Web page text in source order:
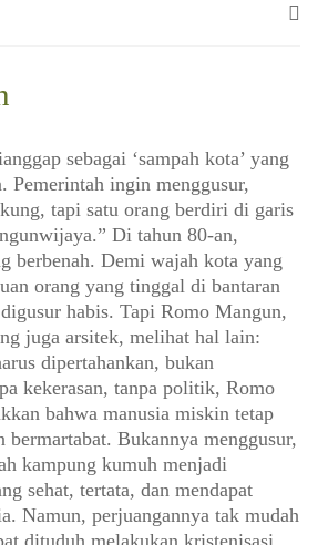
sebagai ‘sampah kota’ yang
Pemerintah ingin menggusur,
tapi satu orang berdiri di garis
Di tahun 80-an,
berbenah. Demi wajah kota yang
orang yang tinggal di bantaran
habis. Tapi Romo Mangun,
juga arsitek, melihat hal lain:
dipertahankan, bukan
kekerasan, tanpa politik, Romo
bahwa manusia miskin tetap
bermartabat. Bukannya menggusur,
kampung kumuh menjadi
sehat, tertata, dan mendapat
Namun, perjuangannya tak mudah